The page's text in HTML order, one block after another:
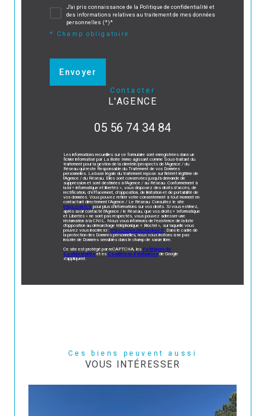
J'ai pris connaissance de la Politique de confidentialité et
des informations relatives au traitement de mes données
personnelles (*)*
* Champ obligatoire
Envoyer
contacter
L'AGENCE
05 56 74 34 84
Les informations recueillies sur ce formulaire sont enregistrées dans un
fichier informatisé par La Boite Immo agissant comme Sous-traitant du
traitement pour la gestion de la clientèle/prospects de l'Agence / du
Réseau qui reste Responsable du Traitement de vos Données
personnelles. La base légale du traitement repose sur l'intérêt légitime de
l'Agence / du Réseau. Elles sont conservées jusqu'à demande de
suppression et sont destinées à l'Agence / au Réseau. Conformément à
la loi « informatique et libertés », vous disposez des droits d’accès, de
rectification, d’effacement, d’opposition, de limitation et de portabilité de
vos données. Vous pouvez retirer votre consentement à tout moment en
contactant directement l’Agence / Le Réseau. Consultez le site
https://cnil.fr/fr pour plus d’informations sur vos droits. Si vous estimez,
après avoir contacté l'Agence / le Réseau, que vos droits « Informatique
et Libertés » ne sont pas respectés, vous pouvez adresser une
réclamation à la CNIL. Nous vous informons de l’existence de la liste
d'opposition au démarchage téléphonique « Bloctel », sur laquelle vous
pouvez vous inscrire ici :https://www.bloctel.gouv.fr. Dans le cadre de
la protection des Données personnelles, nous vous invitons à ne pas
inscrire de Données sensibles dans le champ de saisie libre.
Ce site est protégé par reCAPTCHA, lesPolitiques de
Confidentialité et es Conditions d'utilisation de Google
s'appliquent.
Ces biens peuvent aussi
VOUS INTÉRESSER